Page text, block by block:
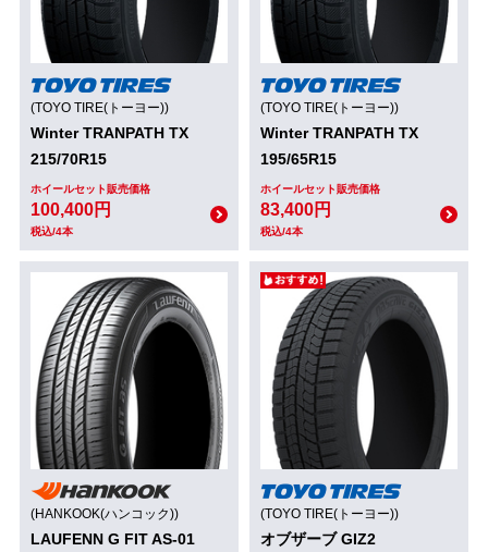
(TOYO TIRE(トーヨー))
Winter TRANPATH TX
215/70R15
ホイールセット販売価格
100,400円
税込/4本
(TOYO TIRE(トーヨー))
Winter TRANPATH TX
195/65R15
ホイールセット販売価格
83,400円
税込/4本
(HANKOOK(ハンコック))
LAUFENN G FIT AS-01
(TOYO TIRE(トーヨー))
オブザーブ GIZ2